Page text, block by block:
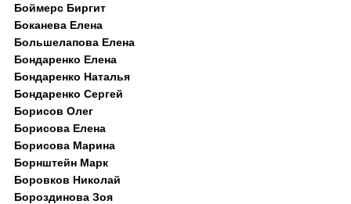
Боймерс Биргит
Боканева Елена
Большелапова Елена
Бондаренко Елена
Бондаренко Наталья
Бондаренко Сергей
Борисов Олег
Борисова Елена
Борисова Марина
Борнштейн Марк
Боровков Николай
Бороздинова Зоя